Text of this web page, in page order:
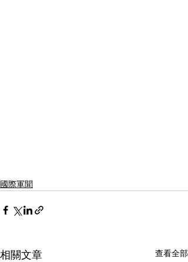
國際軍聞
相關文章 查看全部